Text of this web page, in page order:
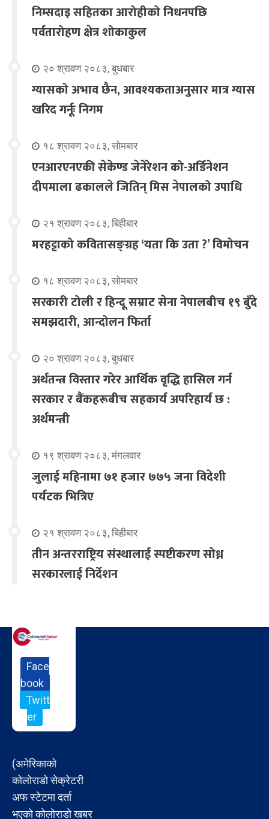
निम्सदाइ सहितका आरोहीको निधनपछि
पर्वतारोहण क्षेत्र शोकाकुल
२० श्रावण २०८३, बुधबार
ग्यासको अभाव छैन, आवश्यकताअनुसार मात्र ग्यास
खरिद गर्नूः निगम
१८ श्रावण २०८३, सोमबार
एनआरएनएकी सेकेण्ड जेनेरेशन को-अर्डिनेशन
दीपमाला ढकालले जितिन् मिस नेपालको उपाधि
२१ श्रावण २०८३, बिहीबार
मरहट्टाको कवितासङ्ग्रह ‘यता कि उता ?’ विमोचन
१८ श्रावण २०८३, सोमबार
सरकारी टोली र हिन्दू सम्राट सेना नेपालबीच १९ बुँदे
समझदारी, आन्दोलन फिर्ता
२० श्रावण २०८३, बुधबार
अर्थतन्त्र विस्तार गरेर आर्थिक वृद्धि हासिल गर्न
सरकार र बैंकहरूबीच सहकार्य अपरिहार्य छ :
अर्थमन्त्री
१९ श्रावण २०८३, मंगलवार
जुलाई महिनामा ७१ हजार ७७५ जना विदेशी
पर्यटक भित्रिए
२१ श्रावण २०८३, बिहीबार
तीन अन्तरराष्ट्रिय संस्थालाई स्पष्टीकरण सोध्न
सरकारलाई निर्देशन
Face
book
Twitt
er
(अमेरिकाको
कोलोराडो सेक्रेटरी
अफ स्टेटमा दर्ता
भएको कोलोराडो खबर